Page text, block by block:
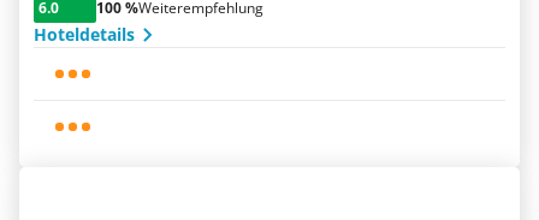
6.0
100 %Weiterempfehlung
Hoteldetails